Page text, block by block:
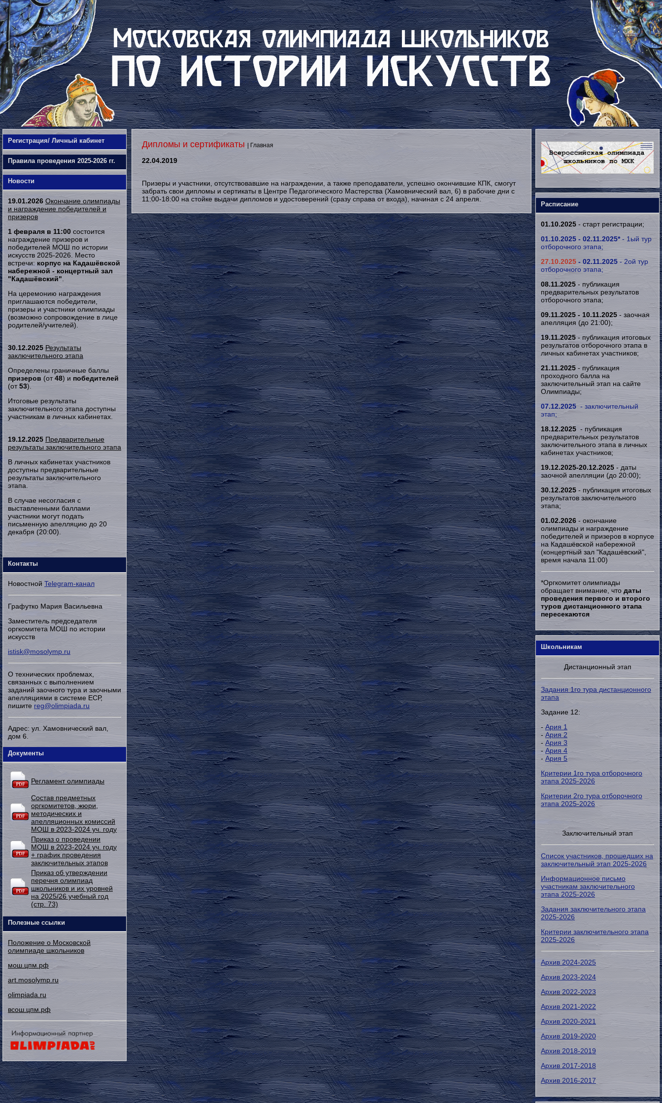
Регистрация/ Личный кабинет
Правила проведения 2025-2026 гг.
Новости
19.01.2026 Окончание олимпиады
и награждение победителей и
призеров
1 февраля в 11:00 состоится
награждение призеров и
победителей МОШ по истории
искусств 2025-2026. Место
встречи: корпус на Кадашёвской
набережной - концертный зал
"Кадашёвский"
На церемонию награждения
приглашаются победители,
призеры и участники олимпиады
(возможно сопровождение в лице
родителей/учителей).
30.12.2025 Результаты
заключительного этапа
Определены граничные баллы
призеров (от48) и победителей
(от53).
Итоговые результаты
заключительного этапа доступны
участникам в личных кабинетах.
19.12.2025 Предварительные
результаты заключительного этапа
В личных кабинетах участников
доступны предварительные
результаты заключительного
этапа.
В случае несогласия с
выставленными баллами
участники могут подать
письменную апелляцию до 20
декабря (20:00).
Контакты
Новостной Telegram-канал
Графутко Мария Васильевна
Заместитель председателя
оргкомитета МОШ по истории
искусств
istisk@mosolymp.ru
О технических проблемах,
связанных с выполнением
заданий заочного тура и заочными
апелляциями в системе ЕСР,
пишите reg@olimpiada.ru
Адрес: ул. Хамовнический вал,
дом 6.
Документы
Регламент олимпиады
Состав предметных
оргкомитетов, жюри,
методических и
апелляционных комиссий
МОШ в 2023-2024 уч. году
Приказ о проведении
МОШ в 2023-2024 уч. году
+ график проведения
заключительных этапов
Приказ об утверждении
перечня олимпиад
школьников и их уровней
на 2025/26 учебный год
(стр. 73)
Полезные ссылки
Положение о Московской
олимпиаде школьников
мош.цпм.рф
art.mosolymp.ru
olimpiada.ru
всош.цпм.рф
Дипломы и сертификаты | Главная
22.04.2019
Призеры и участники, отсутствовавшие на награждении, а также преподаватели, успешно окончившие КПК, смогут
забрать свои дипломы и сертикаты в Центре Педагогического Мастерства (Хамовнический вал, 6) в рабочие дни с
11:00-18:00 на стойке выдачи дипломов и удостоверений (сразу справа от входа), начиная с 24 апреля.
Расписание
01.10.2025 - старт регистрации;
01.10.2025 - 02.11.2025*- 1ый тур
отборочного этапа;
27.10.2025 - 02.11.2025 - 2ой тур
отборочного этапа;
08.11.2025 - публикация
предварительных результатов
отборочного этапа;
09.11.2025 - 10.11.2025 - заочная
апелляция (до 21:00);
19.11.2025- публикация итоговых
результатов отборочного этапа в
личных кабинетах участников;
21.11.2025 - публикация
проходного балла на
заключительный этап на сайте
Олимпиады;
07.12.2025 - заключительный
этап;
18.12.2025 - публикация
предварительных результатов
заключительного этапа в личных
кабинетах участников;
19.12.2025-20.12.2025 - даты
заочной апелляции (до 20:00);
30.12.2025 - публикация итоговых
результатов заключительного
этапа;
01.02.2026 - окончание
олимпиады и награждение
победителей и призеров в корпусе
на Кадашёвской набережной
(концертный зал "Кадашёвский",
время начала 11:00)
*Оргкомитет олимпиады
обращает внимание, что даты
проведения первого и второго
туров дистанционного этапа
пересекаются
Школьникам
Дистанционный этап
Задания 1го тура дистанционного
этапа
Задание 12:
- Ария 1
- Ария 2
- Ария 3
- Ария 4
- Ария 5
Критерии 1го тура отборочного
этапа 2025-2026
Критерии 2го тура отборочного
этапа 2025-2026
Заключительный этап
Список участников, прошедших на
заключительный этап 2025-2026
Информационное письмо
участникам заключительного
этапа 2025-2026
Задания заключительного этапа
2025-2026
Критерии заключительного этапа
2025-2026
Архив 2024-2025
Архив 2023-2024
Архив 2022-2023
Архив 2021-2022
Архив 2020-2021
Архив 2019-2020
Архив 2018-2019
Архив 2017-2018
Архив 2016-2017